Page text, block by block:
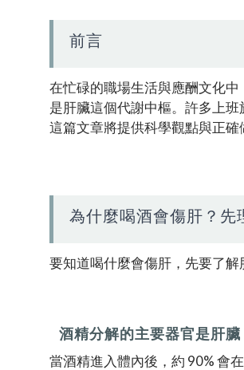
前言
在忙碌的職場生活與應酬文化
是肝臟這個代謝中樞。許多上班
這篇文章將提供科學觀點與正確
為什麼喝酒會傷肝？先
要知道喝什麼會傷肝，先要了解
酒精分解的主要器官是肝臟
當酒精進入體內後，約 90% 會